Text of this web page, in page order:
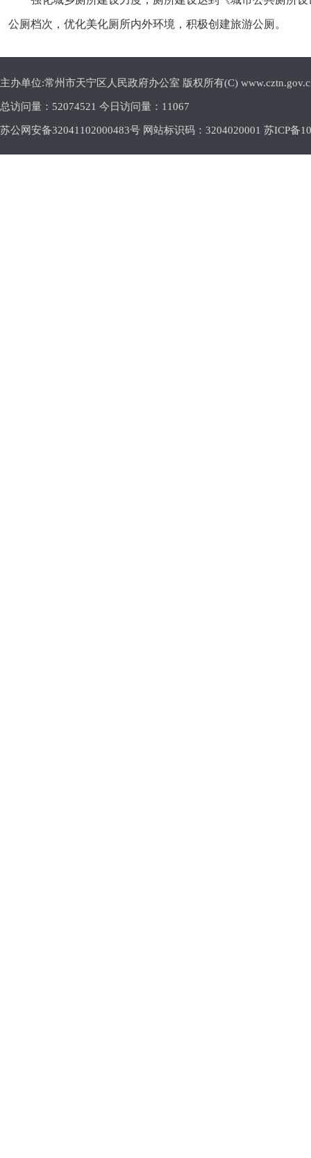
公厕档次，优化美化厕所内外环境，积极创建旅游公厕。
主办单位:常州市天宁区人民政府办公室 版权所有(C)
总访问量： 52074521 今日访问量： 11067
苏公网安备32041102000483号 网站标识码：3204020001 苏ICP备